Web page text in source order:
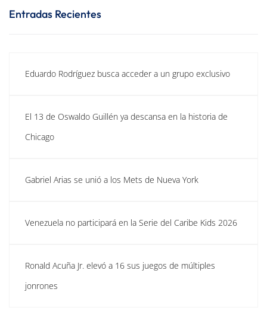
Entradas Recientes
Eduardo Rodríguez busca acceder a un grupo exclusivo
El 13 de Oswaldo Guillén ya descansa en la historia de
Chicago
Gabriel Arias se unió a los Mets de Nueva York
Venezuela no participará en la Serie del Caribe Kids 2026
Ronald Acuña Jr. elevó a 16 sus juegos de múltiples
jonrones